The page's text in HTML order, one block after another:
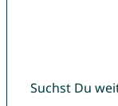
Suchst Du